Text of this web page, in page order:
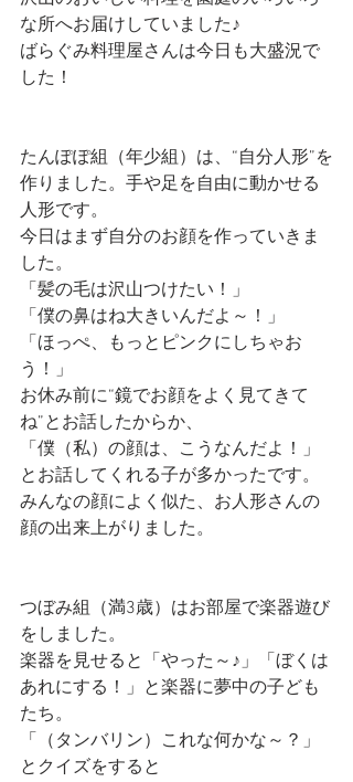
な所へお届けしていました♪
ばらぐみ料理屋さんは今日も大盛況で
した！
たんぽぽ組（年少組）は、“自分人形”を
作りました。手や足を自由に動かせる
人形です。
今日はまず自分のお顔を作っていきま
した。
「髪の毛は沢山つけたい！」
「僕の鼻はね大きいんだよ～！」
「ほっぺ、もっとピンクにしちゃお
う！」
お休み前に“鏡でお顔をよく見てきて
ね”とお話したからか、
「僕（私）の顔は、こうなんだよ！」
とお話してくれる子が多かったです。
みんなの顔によく似た、お人形さんの
顔の出来上がりました。
つぼみ組（満3歳）はお部屋で楽器遊び
をしました。
楽器を見せると「やった～♪」「ぼくは
あれにする！」と楽器に夢中の子ども
たち。
「（タンバリン）これな何かな～？」
とクイズをすると